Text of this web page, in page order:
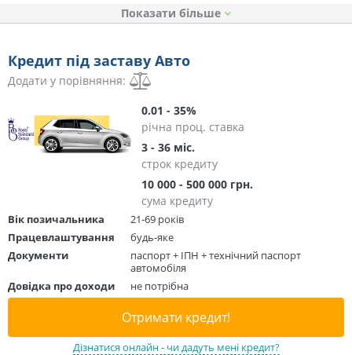
Показати
Кредит під заставу Авто
Додати у порівняння:
0.01 - 35%
річна проц. ставка
3 - 36 міс.
строк кредиту
10 000 - 500 000 грн.
сума кредиту
Вік позичальника
21-69 років
Працевлаштування
будь-яке
Документи
паспорт + ІПН + технічний паспорт
автомобіля
Довідка про доходи
не потрібна
Отримати кредит!
Дізнатися онлайн - чи дадуть мені кредит?